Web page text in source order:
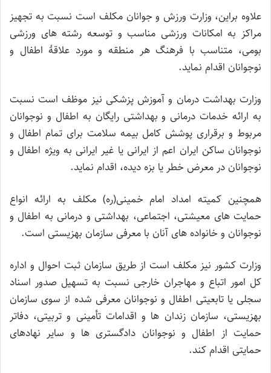
علاوه براین، وزارت ورزش و جوانان مکلف است نسبت به تجهیز
مراکز به امکانات ورزشی مناسب و توسعه رشته های ورزشی
بومی، متناسب با فرهنگ هر منطقه و مورد علاقۀ اطفال و
نوجوانان اقدام نماید.
وزارت بهداشت درمان و آموزش پزشکی نیز موظف است نسبت
به ارائه خدمات درمانی و بهداشتی رایگان به اطفال و نوجوانان
مربوط و برقراری پوشش کامل بیمه سلامت برای تمام اطفال و
نوجوانان ساکن ایران اعم از ایرانی یا غیر ایرانی به ویژه اطفال و
نوجوانان در معرض خطر یا بزه دیده، اقدام نماید.
همچنین کمیته امداد امام خمینی(ره) مکلف به ارائه انواع
حمایت های معیشتی، اجتماعی، بهداشتی و درمانی به اطفال و
نوجوانان و خانواده های آنان با معرفی سازمان بهزیستی است.
وزارت کشور نیز مکلف است از طریق سازمان ثبت احوال و اداره
کل امور اتباع و مهاجران خارجی نسبت به تسهیل صدور اسناد
سجلی یا تابعیتی اطفال و نوجوانان معرفی شده از سوی سازمان
بهزیستی، سازمان زندان ها و اقدامات تأمینی و تربیتی، دفاتر
حمایت از اطفال و نوجوانان دادگستری ها و سایر نهادهای
حمایتی اقدام کند.